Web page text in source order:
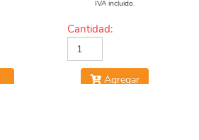
IVA incluido.
Cantidad:
Agregar